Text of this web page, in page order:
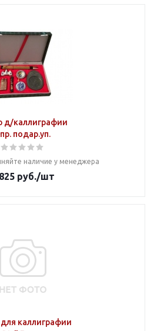
д/каллиграфии
подар.уп.
наличие у менеджера
руб./шт
каллиграфии